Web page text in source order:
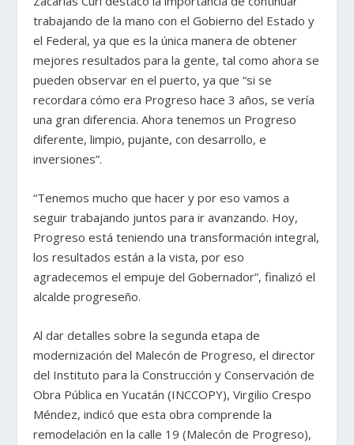
trabajando de la mano con el Gobierno del Estado y
el Federal, ya que es la única manera de obtener
mejores resultados para la gente, tal como ahora se
pueden observar en el puerto, ya que “si se
recordara cómo era Progreso hace 3 años, se vería
una gran diferencia. Ahora tenemos un Progreso
diferente, limpio, pujante, con desarrollo, e
inversiones”.
“Tenemos mucho que hacer y por eso vamos a
seguir trabajando juntos para ir avanzando. Hoy,
Progreso está teniendo una transformación integral,
los resultados están a la vista, por eso
agradecemos el empuje del Gobernador”, finalizó el
alcalde progreseño.
Al dar detalles sobre la segunda etapa de
modernización del Malecón de Progreso, el director
del Instituto para la Construcción y Conservación de
Obra Pública en Yucatán (INCCOPY), Virgilio Crespo
Méndez, indicó que esta obra comprende la
remodelación en la calle 19 (Malecón de Progreso),